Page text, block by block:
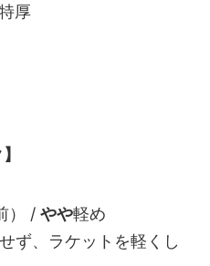
厚
） / やや軽め
ず、ラケットを軽くし